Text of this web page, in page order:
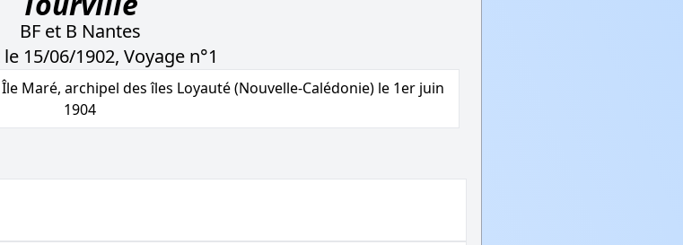
BF et B Nantes
15/06/1902, Voyage n°1
Maré, archipel des îles Loyauté (Nouvelle-Calédonie) le 1er juin
1904